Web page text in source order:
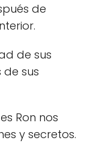
de
de sus
sus
Ron nos
y secretos.